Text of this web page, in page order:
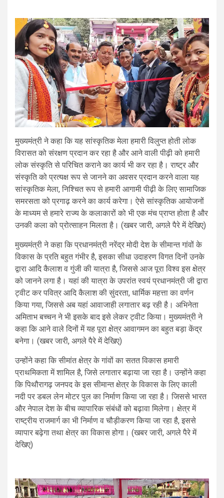
मुख्यमंत्री ने कहा कि यह सांस्कृतिक मेला हमारी विलुप्त होती लोक
विरासत को संरक्षण प्रदान कर रहा है और आने वाली पीढ़ी को हमारी
लोक संस्कृति से परिचित कराने का कार्य भी कर रहा है। राष्ट्र और
संस्कृति को प्रत्यक्ष रूप से जानने का अवसर प्रदान करने वाला यह
सांस्कृतिक मेला, निश्चित रूप से हमारी आगामी पीढ़ी के लिए सामाजिक
समरसता को प्रगाढ़ करने का कार्य करेगा। ऐसे सांस्कृतिक आयोजनों
के माध्यम से हमारे राज्य के कलाकारों को भी एक मंच प्राप्त होता है और
उनकी कला को प्रोत्साहन मिलता है। (खबर जारी, अगले पैरे में देखिए)
मुख्यमंत्री ने कहा कि प्रधानमंत्री नरेंद्र मोदी देश के सीमान्त गांवों के
विकास के प्रति बहुत गंभीर है, इसका सीधा उदाहरण विगत दिनों उनके
द्वारा आदि कैलाश व गुंजी की यात्रा है, जिससे आज पूरा विश्व इस क्षेत्र
को जानने लगा है। यहां की यात्रा के उपरांत स्वयं प्रधानमंत्री जी द्वारा
ट्वीट कर पवित्र आदि कैलाश की सुंदरता, धार्मिक महत्ता का वर्णन
किया गया, जिससे अब यहां आवाजाही लगातार बढ़ रही है। अभिनेता
अमिताभ बच्चन ने भी इसके बाद इसे लेकर ट्वीट किया। मुख्यमंत्री ने
कहा कि आने वाले दिनों में यह पूरा क्षेत्र आवागमन का बहुत बड़ा केंद्र
बनेगा। (खबर जारी, अगले पैरे में देखिए)
उन्होंने कहा कि सीमांत क्षेत्र के गांवों का सतत विकास हमारी
प्राथमिकता में शामिल है, जिसे लगातार बढ़ाया जा रहा है। उन्होंने कहा
कि पिथौरागढ़ जनपद के इस सीमान्त क्षेत्र के विकास के लिए काली
नदी पर डबल लेन मोटर पुल का निर्माण किया जा रहा है। जिससे भारत
और नेपाल देश के बीच व्यापारिक संबंधों को बढ़ावा मिलेगा। क्षेत्र में
राष्ट्रीय राजमार्ग का भी निर्माण व चौड़ीकरण किया जा रहा है, इससे
व्यापार बढ़ेगा तथा क्षेत्र का विकास होगा। (खबर जारी, अगले पैरे में
देखिए)